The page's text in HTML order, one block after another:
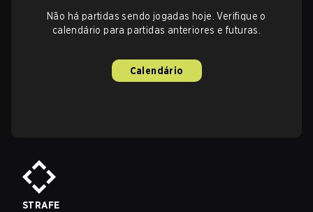
Não há partidas sendo jogadas hoje. Verifique o
calendário para partidas anteriores e futuras.
Calendário
STRAFE